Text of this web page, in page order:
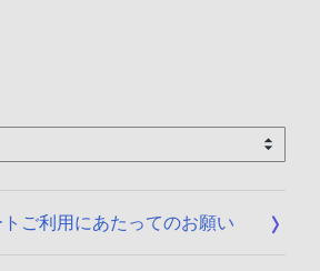
ご利用にあたってのお願い